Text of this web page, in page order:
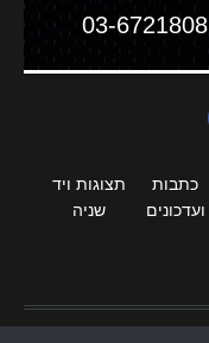
03-6721808
כתבות
ועדכונים
תצוגות ויד
שניה